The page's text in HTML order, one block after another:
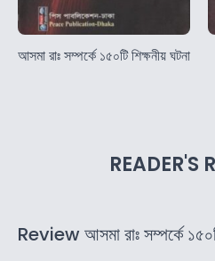
আসমা রাঃ সম্পর্কে ১৫০টি শিক্ষনীয় ঘটনা
READER'S
Review আসমা রাঃ সম্পর্কে